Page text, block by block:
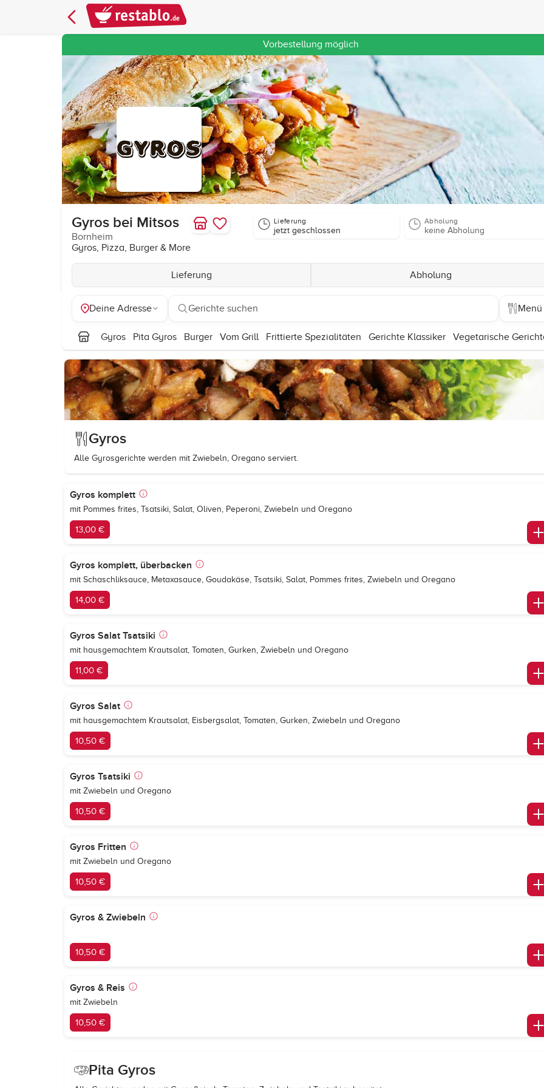
Vorbestellung möglich
Gyros bei Mitsos
Bornheim
Gyros, Pizza, Burger & More
Lieferung
jetzt geschlossen
Abholung
keine Abholung
Lieferung Abholung
Deine Adresse Gerichte suchen Menü
Gyros Pita Gyros Burger Vom Grill Frittierte Spezialitäten Gerichte Klassiker Vegetarische
Gyros
Alle Gyrosgerichte werden mit Zwiebeln, Oregano serviert.
Gyros komplett
mit Pommes frites, Tsatsiki, Salat, Oliven, Peperoni, Zwiebeln und Oregano
13,00 €
Gyros komplett, überbacken
mit Schaschliksauce, Metaxasauce, Goudakäse, Tsatsiki, Salat, Pommes frites, Zwiebeln und Oregano
14,00 €
Gyros Salat Tsatsiki
mit hausgemachtem Krautsalat, Tomaten, Gurken, Zwiebeln und Oregano
11,00 €
Gyros Salat
mit hausgemachtem Krautsalat, Eisbergsalat, Tomaten, Gurken, Zwiebeln und Oregano
10,50 €
Gyros Tsatsiki
mit Zwiebeln und Oregano
10,50 €
Gyros Fritten
mit Zwiebeln und Oregano
10,50 €
Gyros & Zwiebeln
10,50 €
Gyros & Reis
mit Zwiebeln
10,50 €
Pita Gyros